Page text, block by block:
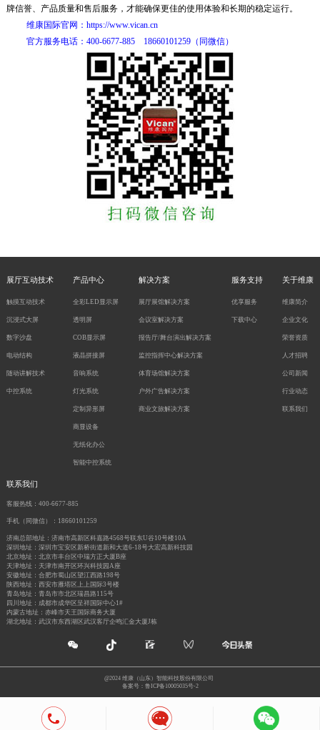
牌信誉、产品质量和售后服务，才能确保更佳的使用体验和长期的稳定运行。
维康国际官网：https://www.vican.cn
官方服务电话：400-6677-885 18660101259（同微信）
展厅互动技术
触摸互动技术
沉浸式大屏
数字沙盘
电动结构
随动讲解技术
中控系统
产品中心
全彩LED显示屏
透明屏
COB显示屏
液晶拼接屏
音响系统
灯光系统
定制异形屏
商显设备
无纸化办公
智能中控系统
解决方案
展厅展馆解决方案
会议室解决方案
报告厅/舞台演出解决方案
监控指挥中心解决方案
体育场馆解决方案
户外广告解决方案
商业文旅解决方案
服务支持
优享服务
下载中心
关于维康
维康简介
企业文化
荣誉资质
人才招聘
公司新闻
行业动态
联系我们
联系我们
客服热线：400-6677-885
手机（同微信）：18660101259
济南总部地址：济南市高新区科嘉路4568号联东U谷10号楼10A
深圳地址：深圳市宝安区新桥街道新和大道6-18号大宏高新科技园
北京地址：北京市丰台区中瑞方正大厦B座
天津地址：天津市南开区环兴科技园A座
安徽地址：合肥市蜀山区望江西路198号
陕西地址：西安市雁塔区上上国际3号楼
青岛地址：青岛市市北区瑞昌路115号
四川地址：成都市成华区呈祥国际中心1#
内蒙古地址：赤峰市天王国际商务大厦
湖北地址：武汉市东西湖区武汉客厅企鸣汇金大厦J栋
@2024 维康（山东）智能科技股份有限公司
备案号：鲁ICP备10005035号-2